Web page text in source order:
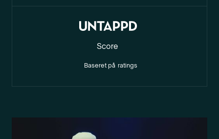
Score
Baseret på ratings